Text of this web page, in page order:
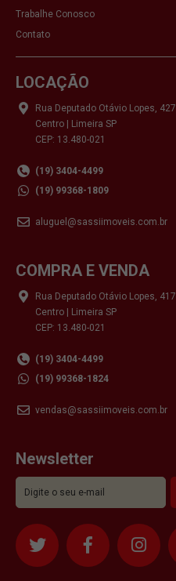
Trabalhe Conosco
Contato
LOCAÇÃO
Rua Deputado Otávio Lopes, 427
Centro | Limeira SP
CEP: 13.480-021
(19) 3404-4499
(19) 99368-1809
aluguel@sassiimoveis.com.br
COMPRA E VENDA
Rua Deputado Otávio Lopes, 417
Centro | Limeira SP
CEP: 13.480-021
(19) 3404-4499
(19) 99368-1824
vendas@sassiimoveis.com.br
Newsletter